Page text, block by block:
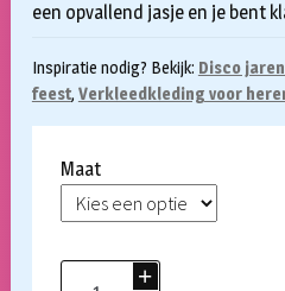
een opvallend jasje en je bent
Inspiratie nodig? Bekijk: Disco
feest, Verkleedkleding voor
Maat